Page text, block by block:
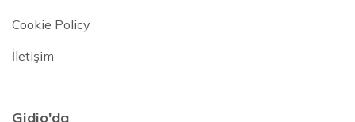
Cookie Policy
İletişim
Gidio'da